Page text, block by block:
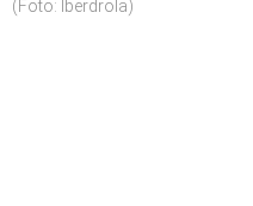
(Foto: Iberdrola)